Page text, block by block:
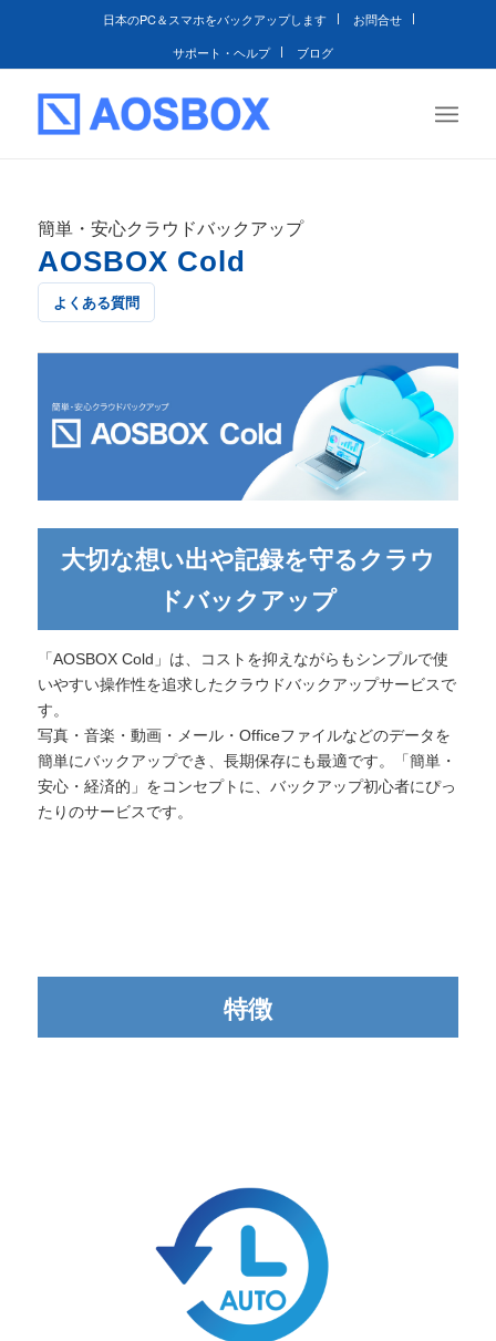
日本のPC＆スマホをバックアップします
お問合せ
サポート・ヘルプ
ブログ
簡単・安心クラウドバックアップ
AOSBOX Cold
よくある質問
大切な想い出や記録を守るクラウ
ドバックアップ
「AOSBOX Cold」は、コストを抑えながらもシンプルで使
いやすい操作性を追求したクラウドバックアップサービスで
す。
写真・音楽・動画・メール・Officeファイルなどのデータを
簡単にバックアップでき、長期保存にも最適です。「簡単・
安心・経済的」をコンセプトに、バックアップ初心者にぴっ
たりのサービスです。
特徴